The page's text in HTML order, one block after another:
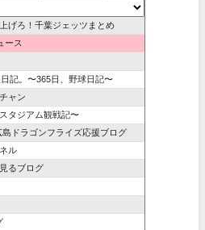
げろ！千葉ジェッツまとめ
ース
記。〜365日、野球日記〜
ャン
タジアム観戦記〜
ドラゴンフライズ応援ブログ
ル
るブログ